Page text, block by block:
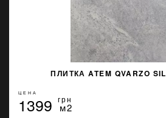
ПЛИТКА ATEM QVARZO
ЦЕНА
1399 грн
м2